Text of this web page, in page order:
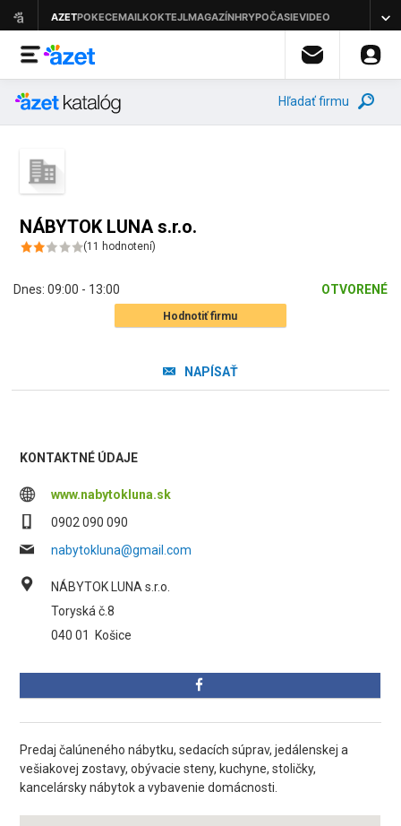
Hľadať firmu
NÁBYTOK LUNA s.r.o.
(11 hodnotení)
Dnes: 09:00 - 13:00 OTVORENÉ
Hodnotiť firmu
NAPÍSAŤ
KONTAKTNÉ ÚDAJE
www.nabytokluna.sk
0902 090 090
nabytokluna@gmail.com
NÁBYTOK LUNA s.r.o.
Toryská č.8
040 01
Košice
Predaj čalúneného nábytku, sedacích súprav, jedálenskej a
vešiakovej zostavy, obývacie steny, kuchyne, stoličky,
kancelársky nábytok a vybavenie domácnosti.